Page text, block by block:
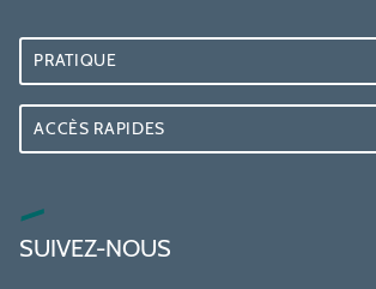
PRATIQUE
ACCÈS RAPIDES
SUIVEZ-NOUS